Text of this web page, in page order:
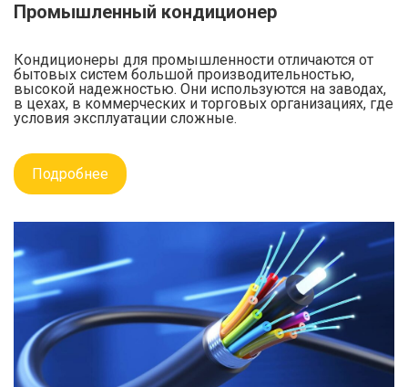
Промышленный кондиционер
Кондиционеры для промышленности отличаются от
бытовых систем большой производительностью,
высокой надежностью. Они используются на заводах,
в цехах, в коммерческих и торговых организациях, где
условия эксплуатации сложные.
Подробнее